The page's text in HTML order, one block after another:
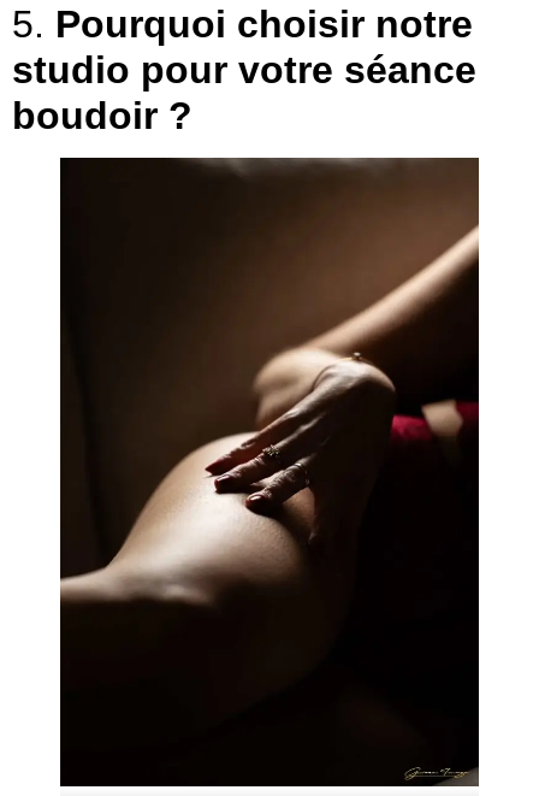
5. Pourquoi choisir notre
studio pour votre séance
boudoir ?